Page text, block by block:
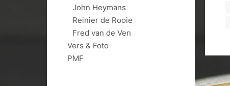
John Heymans
Reinier de Rooie
Fred van de Ven
Vers & Foto
PMF